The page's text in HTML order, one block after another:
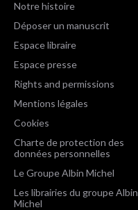
Notre histoire
Déposer un manuscrit
Espace libraire
Espace presse
Rights and permissions
Mentions légales
Cookies
Charte de protection des
données personnelles
Le Groupe Albin Michel
Les librairies du groupe Albin
Michel